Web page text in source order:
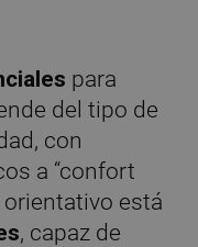
para
del tipo de
con
a “confort
orientativo está
, capaz de